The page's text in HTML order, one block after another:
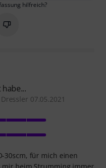
hilfreich?
Sie diese
Markieren Sie diese
07.05.2021
30scm, für mich einen